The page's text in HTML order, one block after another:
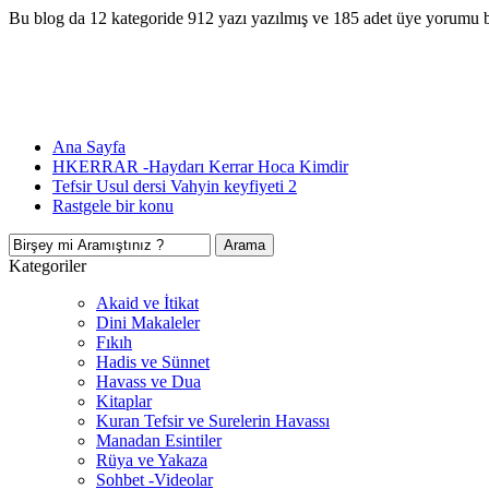
Bu blog da 12 kategoride 912 yazı yazılmış ve 185 adet üye yorumu
Ana Sayfa
HKERRAR -Haydarı Kerrar Hoca Kimdir
Tefsir Usul dersi Vahyin keyfiyeti 2
Rastgele bir konu
Kategoriler
Akaid ve İtikat
Dini Makaleler
Fıkıh
Hadis ve Sünnet
Havass ve Dua
Kitaplar
Kuran Tefsir ve Surelerin Havassı
Manadan Esintiler
Rüya ve Yakaza
Sohbet -Videolar